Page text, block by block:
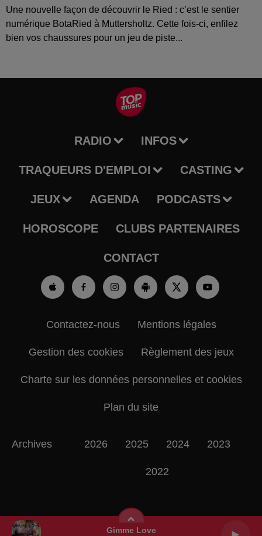
Gimme Love
Une nouvelle façon de découvrir le Ried : c’est le sentier
numérique BotaRied à Muttersholtz. Cette fois-ci, enfilez
bien vos chaussures pour un jeu de piste...
RADIO INFOS
TRAQUEURS D'EMPLOI CASTING
JEUX AGENDA PODCASTS
HOROSCOPE CLUBS PARTENAIRES
CONTACT
Contactez-nous Mentions légales
Gestion des cookies Règlement des jeux
Charte sur les données personnelles et cookies
Plan du site
Archives 2026 2025 2024 2023
2022